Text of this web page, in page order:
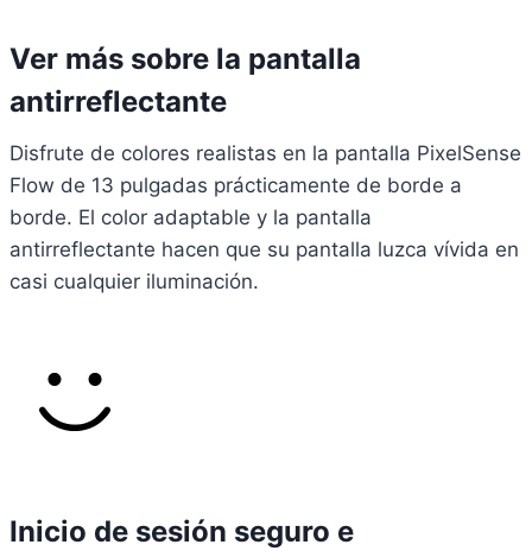
Ver más sobre la pantalla
antirreflectante
Disfrute de colores realistas en la pantalla PixelSense
Flow de 13 pulgadas prácticamente de borde a
borde. El color adaptable y la pantalla
antirreflectante hacen que su pantalla luzca vívida en
casi cualquier iluminación.
Inicio de sesión seguro e